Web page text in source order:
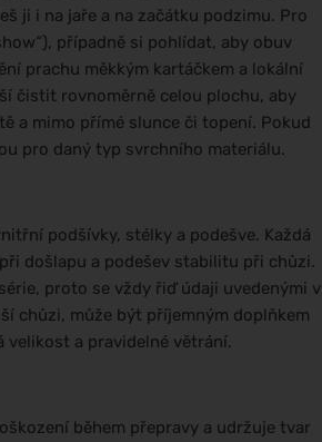
ji i na jaře a na začátku podzimu. Pro
případně si pohlídat, aby obuv
prachu měkkým kartáčkem a lokální
čistit rovnoměrně celou plochu, aby
a mimo přímé slunce či topení. Pokud
pro daný typ svrchního materiálu.
podšívky, stélky a podešve. Každá
došlapu a podešev stabilitu při chůzi.
proto se vždy řiď údaji uvedenými v
chůzi, může být příjemným doplňkem
velikost a pravidelné větrání.
během přepravy a udržuje tvar